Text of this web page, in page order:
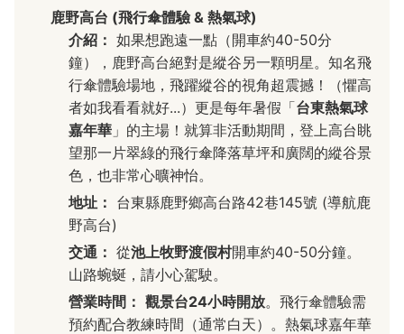
鹿野高台 (飛行傘體驗 & 熱氣球)
介紹： 如果想跑遠一點（開車約40-50分
鐘），鹿野高台絕對是縱谷另一顆明星。知名飛
行傘體驗場地，飛躍縱谷的視角超震撼！（懼高
者如我看看就好...）更是每年暑假「台東熱氣球
嘉年華 」的主場！就算非活動期間，登上高台眺
望那一片翠綠的飛行傘降落草坪和廣闊的縱谷景
色，也非常心曠神怡。
地址： 台東縣鹿野鄉高台路42巷145號 (導航鹿
野高台)
交通： 從池上牧野渡假村開車約40-50分鐘。
山路蜿蜒，請小心駕駛。
營業時間： 觀景台24小時開放。飛行傘體驗需
預約配合教練時間（通常白天）。熱氣球嘉年華